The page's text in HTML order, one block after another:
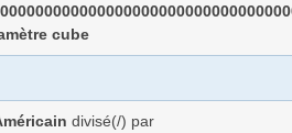
cube
divisé(/) par